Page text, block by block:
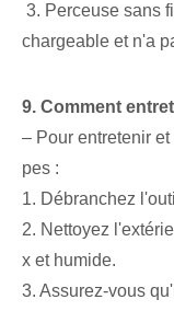
3. Perceuse sans
chargeable et n'a
9. Comment
– Pour entretenir
pes :
⁢1. Débranchez
⁣2. Nettoyez
x et humide.
3. Assurez-vous